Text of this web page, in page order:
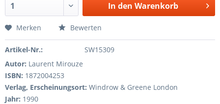
In den Warenkorb
Merken Bewerten
Artikel-Nr.:
SW15309
Autor: Laurent Mirouze
ISBN: 1872004253
Verlag, Erscheinungsort: Windrow & Greene London
Jahr: 1990